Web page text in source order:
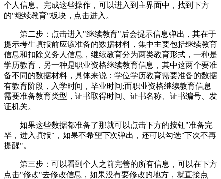
个人信息。完成这些操作，可以进入到主界面中，找到下方
的"继续教育"板块，点击进入。
第二步：点击进入"继续教育"后会提示信息弹出，其在于
提示考生填报前应该准备的数据材料，集中主要包括继续教育
信息和扣除义务人信息，继续教育分为两类教育形式，一种是
学历教育，另一种是职业资格继续教育信息，其中这两个要准
备不同的数据材料，具体来说：学位学历教育需要准备的数据
有教育阶段，入学时间，毕业时间;而职业资格继续教育信息
需要准备教育类型，证书取得时间、证书名称、证书编号、发
证机关。
如果这些数据都准备了那就可以点击下方的按钮"准备完
毕，进入填报"，如果不希望下次弹出，还可以勾选"下次不再
提醒"。
第三步：可以看到个人之前完善的所有信息，可以在下方
点击"修改"去修改信息，如果没有要修改的地方，就直接点